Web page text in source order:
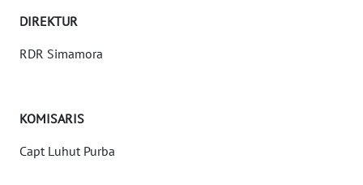
DIREKTUR
RDR Simamora
KOMISARIS
Capt Luhut Purba
INFO
PEDOMAN
MEDIA